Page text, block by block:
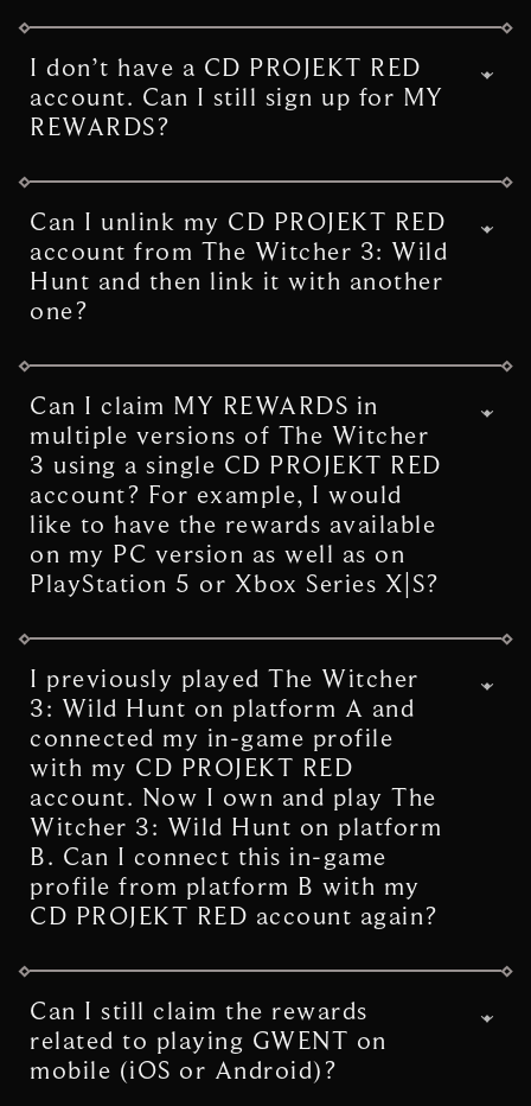
An internet connection is required to
register with The Witcher 3: Wild Hunt MY
REWARDS. Once claimed, rewards will be
yours to keep regardless of whether you’re
playing online or offline. Please note that if
file.
I don’t have a CD PROJEKT RED
account. Can I still sign up for MY
REWARDS?
MY REWARDS requires a CD PROJEKT RED
account. If you don’t have a CD PROJEKT
RED account, you will be able to create one
for free when you try to claim your rewards.
Can I unlink my CD PROJEKT RED
account from The Witcher 3: Wild
Hunt and then link it with another
one?
You can only register to The Witcher 3:
Wild Hunt MY REWARDS with a single CD
PROJEKT RED account once.
Can I claim MY REWARDS in
multiple versions of The Witcher
3 using a single CD PROJEKT RED
account? For example, I would
like to have the rewards available
on my PC version as well as on
PlayStation 5 or ​​Xbox Series X|S?
You can! All you need to do to claim
rewards on each platform is login to your
CD PROJEKT RED account on each platform
when playing the game.
I previously played The Witcher
3: Wild Hunt on platform A and
connected my in-game profile
with my CD PROJEKT RED
account. Now I own and play The
Witcher 3: Wild Hunt on platform
B. Can I connect this in-game
profile from platform B with my
CD PROJEKT RED account again?
Yes, you can.
Can I still claim the rewards
related to playing GWENT on
mobile (iOS or Android)?